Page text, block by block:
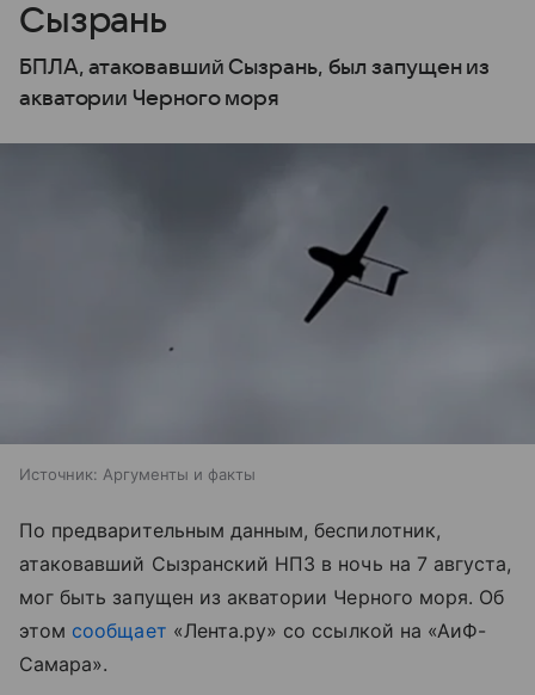
Сызрань
БПЛА, атаковавший Сызрань, был запущен из
акватории Черного моря
Источник: Аргументы и факты
По предварительным данным, беспилотник,
атаковавший Сызранский НПЗ в ночь на 7 августа,
мог быть запущен из акватории Черного моря. Об
этом сообщает «Лента.ру» со ссылкой на «АиФ-
Самара».